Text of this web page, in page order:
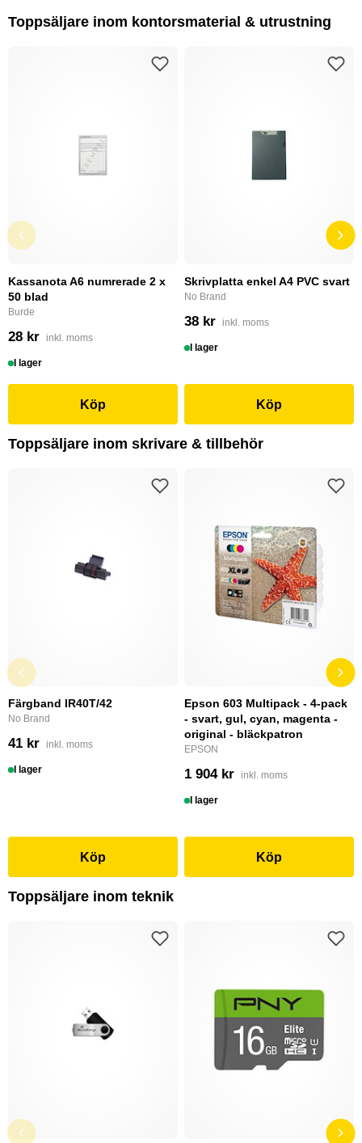
Toppsäljare inom kontorsmaterial & utrustning
Kassanota A6 numrerade 2 x
50 blad
Burde
28 kr inkl. moms
I lager
Köp
Skrivplatta enkel A4 PVC svart
No Brand
38 kr inkl. moms
I lager
Köp
Toppsäljare inom skrivare & tillbehör
Färgband IR40T/42
No Brand
41 kr inkl. moms
I lager
Köp
Epson 603 Multipack - 4-pack
- svart, gul, cyan, magenta -
original - bläckpatron
EPSON
1 904 kr inkl. moms
I lager
Köp
Toppsäljare inom teknik